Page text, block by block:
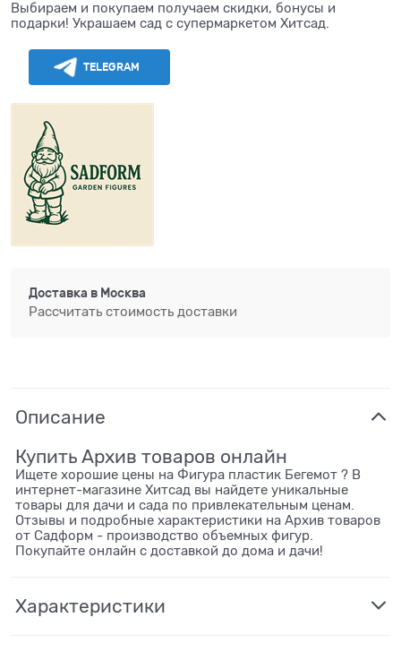
Выбираем и покупаем получаем скидки, бонусы и
подарки! Украшаем сад с супермаркетом Хитсад.
TELEGRAM
Доставка в Москва
Рассчитать стоимость доставки
Описание
Купить Архив товаров онлайн
Ищете хорошие цены на Фигура пластик Бегемот ? В
интернет-магазине Хитсад вы найдете уникальные
товары для дачи и сада по привлекательным ценам.
Отзывы и подробные характеристики на Архив товаров
от Садформ - производство объемных фигур.
Покупайте онлайн с доставкой до дома и дачи!
Характеристики